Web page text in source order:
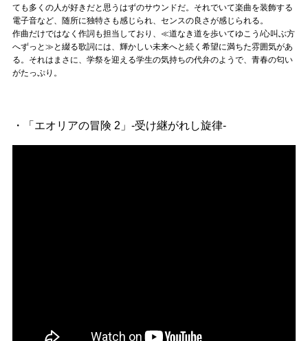
ても多くの人が好きだと思うはずのサウンドだ。それでいて楽曲を装飾する
電子音など、随所に独特さも感じられ、センスの良さが感じられる。
作曲だけではなく作詞も担当しており、≪道なき道を歩いてゆこう/心叫ぶ方
へずっと≫と綴る歌詞には、輝かしい未来へと続く希望に満ちた雰囲気があ
る。それはまさに、学祭を迎える学生の気持ちの代弁のようで、青春の匂い
がたっぷり。
・「エオリアの冒険 2」-受け継がれし旋律-